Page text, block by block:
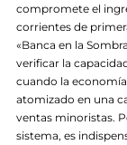
compromete el
corrientes de
«Banca en la
verificar la
cuando la
atomizado en una
ventas minoristas.
sistema, es